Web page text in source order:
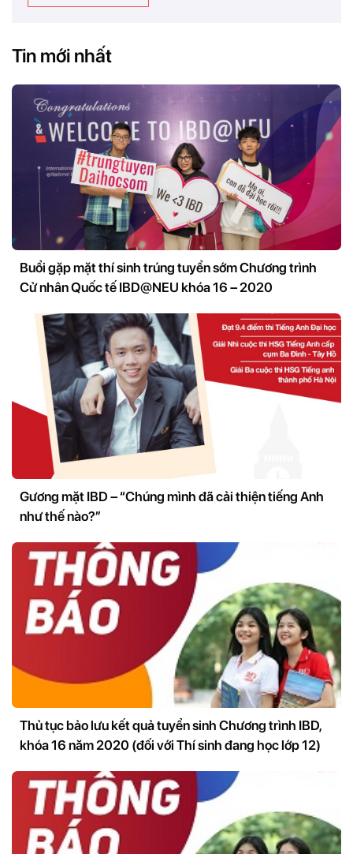
Tin mới nhất
Buổi gặp mặt thí sinh trúng tuyển sớm Chương trình
Cử nhân Quốc tế IBD@NEU khóa 16 – 2020
Gương mặt IBD – “Chúng mình đã cải thiện tiếng Anh
như thế nào?”
Thủ tục bảo lưu kết quả tuyển sinh Chương trình IBD,
khóa 16 năm 2020 (đối với Thí sinh đang học lớp 12)